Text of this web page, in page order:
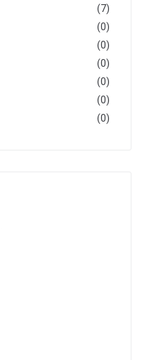
(7)
(0)
(0)
(0)
(0)
(0)
(0)